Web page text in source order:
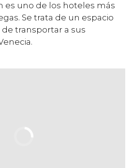
es uno de los hoteles más
Se trata de un espacio
transportar a sus